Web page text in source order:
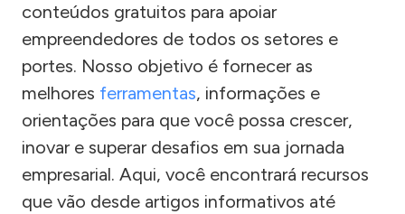
conteúdos gratuitos para apoiar
empreendedores de todos os setores e
portes. Nosso objetivo é fornecer as
melhores ferramentas, informações e
orientações para que você possa crescer,
inovar e superar desafios em sua jornada
empresarial. Aqui, você encontrará recursos
que vão desde artigos informativos até